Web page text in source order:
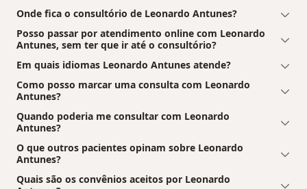
Onde fica o consultório de Leonardo Antunes?
Posso passar por atendimento online com Leonardo
Antunes, sem ter que ir até o consultório?
Em quais idiomas Leonardo Antunes atende?
Como posso marcar uma consulta com Leonardo
Antunes?
Quando poderia me consultar com Leonardo
Antunes?
O que outros pacientes opinam sobre Leonardo
Antunes?
Quais são os convênios aceitos por Leonardo